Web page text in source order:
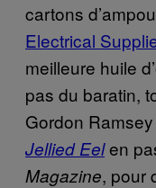
cartons
Electrical
meilleure huile
pas du baratin,
Gordon
Jellied Eelen
Magazine, pour